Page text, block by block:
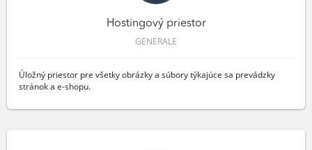
Hostingový priestor
GENERALE
Úložný priestor pre všetky obrázky a súbory týkajúce sa prevádzky
stránok a e-shopu.